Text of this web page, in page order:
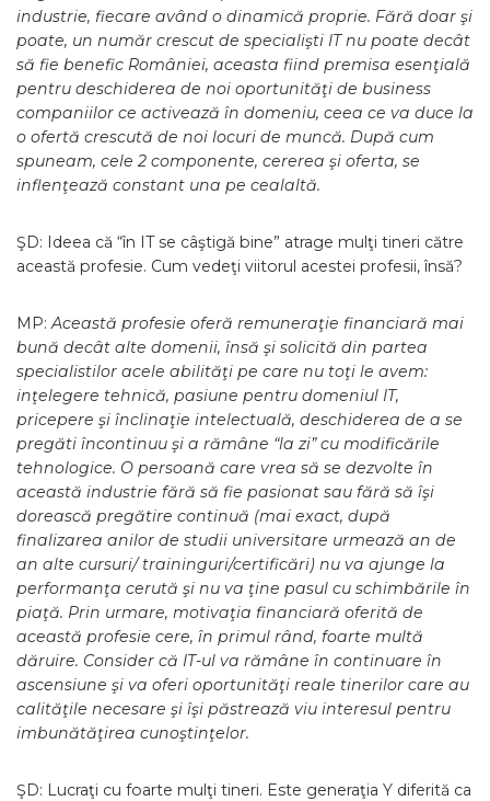
industrie, fiecare având o dinamică proprie. Fără doar şi
poate, un număr crescut de specialişti IT nu poate decât
să fie benefic României, aceasta fiind premisa esenţială
pentru deschiderea de noi oportunităţi de business
companiilor ce activează în domeniu, ceea ce va duce la
o ofertă crescută de noi locuri de muncă. După cum
spuneam, cele 2 componente, cererea şi oferta, se
inflenţează constant una pe cealaltă.
ŞD: Ideea că “în IT se câştigă bine” atrage mulţi tineri către
această profesie. Cum vedeţi viitorul acestei profesii, însă?
MP:Această profesie oferă remuneraţie financiară mai
bună decât alte domenii, însă şi solicită din partea
specialistilor acele abilităţi pe care nu toţi le avem:
inţelegere tehnică, pasiune pentru domeniul IT,
pricepere şi înclinaţie intelectuală, deschiderea de a se
pregăti încontinuu şi a rămâne “la zi” cu modificările
tehnologice. O persoană care vrea să se dezvolte în
această industrie fără să fie pasionat sau fără să îşi
dorească pregătire continuă (mai exact, după
finalizarea anilor de studii universitare urmează an de
an alte cursuri/ traininguri/certificări) nu va ajunge la
performanţa cerută şi nu va ţine pasul cu schimbările în
piaţă. Prin urmare, motivaţia financiară oferită de
această profesie cere, în primul rând, foarte multă
dăruire. Consider că IT-ul va rămâne în continuare în
ascensiune şi va oferi oportunităţi reale tinerilor care au
calităţile necesare şi îşi păstrează viu interesul pentru
imbunătăţirea cunoştinţelor.
ŞD: Lucraţi cu foarte mulţi tineri. Este generaţia Y diferită ca